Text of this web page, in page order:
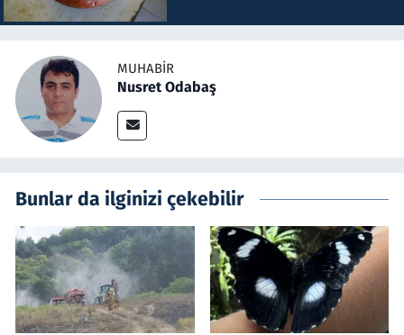
MUHABIR
Nusret Odabaş
Bunlar da ilginizi çekebilir